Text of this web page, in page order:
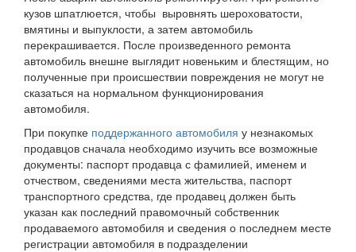
кузов шпатлюется, чтобы выровнять шероховатости,
вмятины и выпуклости, а затем автомобиль
перекрашивается. После произведенного ремонта
автомобиль внешне выглядит новеньким и блестящим, но
полученные при происшествии повреждения не могут не
сказаться на нормальном функционирования
автомобиля.
При покупке поддержанного автомобиля у незнакомых
продавцов сначала необходимо изучить все возможные
документы: паспорт продавца с фамилией, именем и
отчеством, сведениями места жительства, паспорт
транспортного средства, где продавец должен быть
указан как последний правомочный собственник
продаваемого автомобиля и сведения о последнем месте
регистрации автомобиля в подразделении